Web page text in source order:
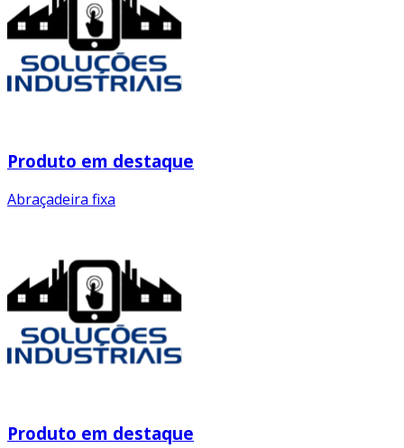
Produto em destaque
Abraçadeira fixa
Produto em destaque